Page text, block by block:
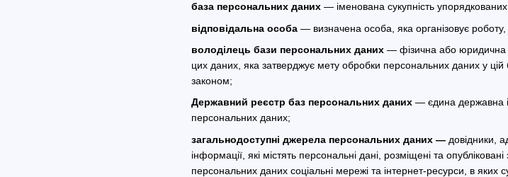
база персональних даних — іменована сукупність
відповідальна особа — визначена особа, яка організовує
володілець бази персональних даних — фізична або юридична
цих даних, яка затверджує мету обробки персональних даних у
законом;
Державний реєстр баз персональних даних — єдина державна
персональних даних;
загальнодоступні джерела персональних даних — довідники,
інформації, які містять персональні дані, розміщені та
персональних даних соціальні мережі та інтернет-ресурси, в яких